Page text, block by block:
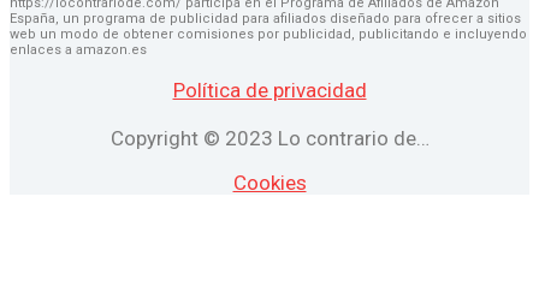
España, un programa de publicidad para afiliados diseñado para ofrecer a sitios
web un modo de obtener comisiones por publicidad, publicitando e incluyendo
enlaces a amazon.es
Política de privacidad
Copyright © 2023 Lo contrario de…
Cookies